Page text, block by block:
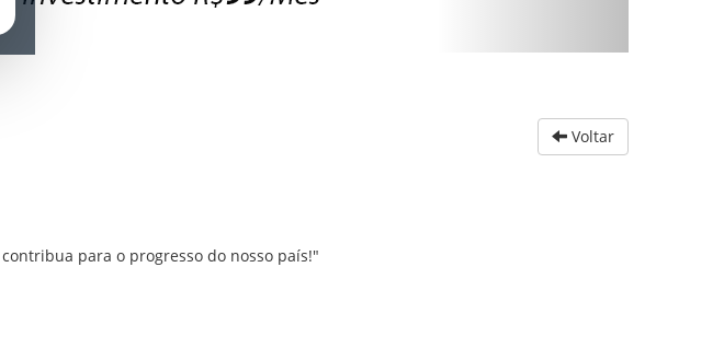
Voltar
para o progresso do nosso país!"